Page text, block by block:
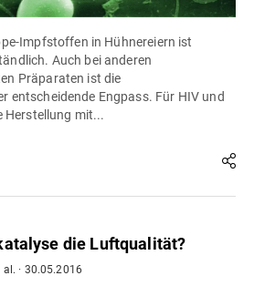
Impfstoffen in Hühnereiern ist
Auch bei anderen
Präparaten ist die
entscheidende Engpass. Für HIV und
Herstellung mit...
die Luftqualität?
al. · 30.05.2016